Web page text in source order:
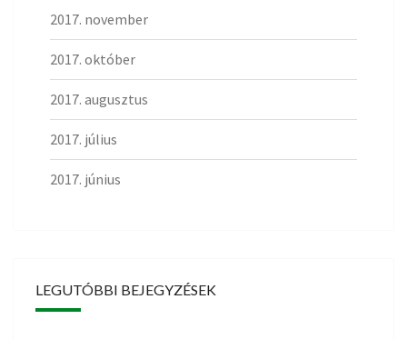
2017. november
2017. október
2017. augusztus
2017. július
2017. június
LEGUTÓBBI BEJEGYZÉSEK